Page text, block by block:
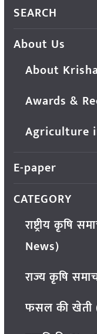
SEARCH
About Us
About
Awards &
Agriculture
E-paper
CATEGORY
राष्ट्रीय कृषि
News)
राज्य कृषि
फसल की खेती